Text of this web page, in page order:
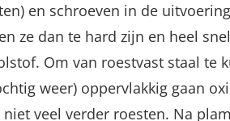
en schroeven in de
ze dan te hard zijn en heel
Om van roestvast staal
weer) oppervlakkig gaan
veel verder roesten. Na